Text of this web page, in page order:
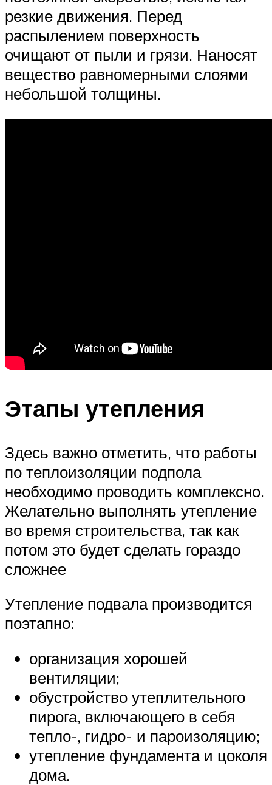
резкие движения. Перед
распылением поверхность
очищают от пыли и грязи. Наносят
вещество равномерными слоями
небольшой толщины.
Этапы утепления
Здесь важно отметить, что работы
по теплоизоляции подпола
необходимо проводить комплексно.
Желательно выполнять утепление
во время строительства, так как
потом это будет сделать гораздо
сложнее
Утепление подвала производится
поэтапно:
организация хорошей
вентиляции;
обустройство утеплительного
пирога, включающего в себя
тепло-, гидро- и пароизоляцию;
утепление фундамента и цоколя
дома.